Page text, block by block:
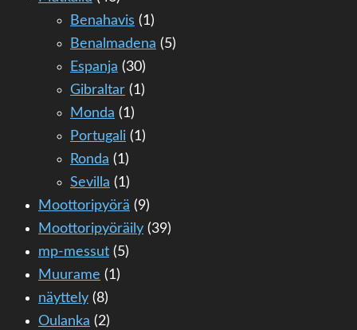
Benahavis (1)
Benalmadena (5)
Espanja (30)
Gibraltar (1)
Monda (1)
Portugali (1)
Ronda (1)
Sevilla (1)
Moottoripyörä (9)
Moottoripyöräily (39)
mp-messut (5)
Muurame (1)
näyttely (8)
Oulanka (2)